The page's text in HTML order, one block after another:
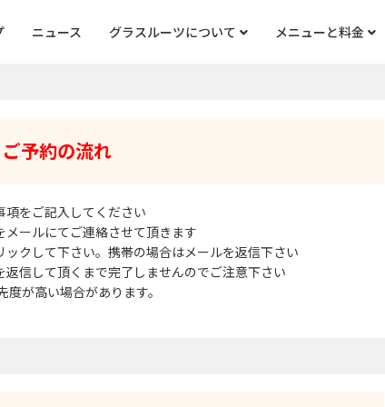
ニュース グラスルーツについて メニューと料金
ご予約の流れ
をご記入してください
ールにてご連絡させて頂きます
クして下さい。携帯の場合はメールを返信下さい
信して頂くまで完了しませんのでご注意下さい
が高い場合があります。